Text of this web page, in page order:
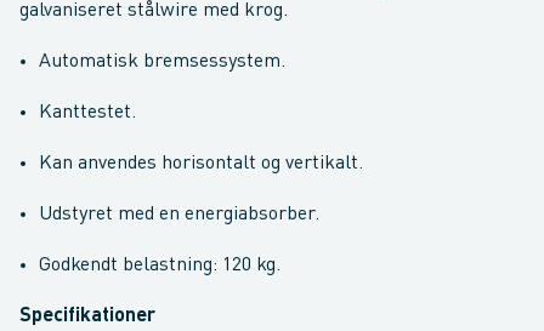
galvaniseret stålwire med krog.
Automatisk bremsessystem.
Kanttestet.
Kan anvendes horisontalt og vertikalt.
Udstyret med en energiabsorber.
Godkendt belastning: 120 kg.
Specifikationer